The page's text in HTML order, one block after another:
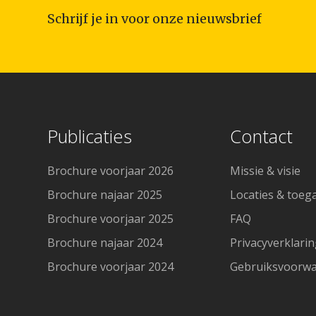
Schrijf je in voor onze nieuwsbrief
Publicaties
Brochure voorjaar 2026
Brochure najaar 2025
Brochure voorjaar 2025
Brochure najaar 2024
Brochure voorjaar 2024
Contact
Missie & visie
Locaties &
FAQ